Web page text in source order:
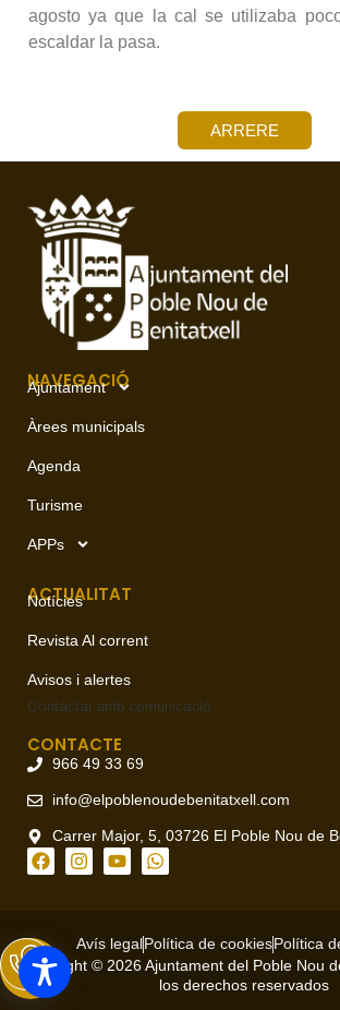
agosto ya que la cal se utilizaba
escaldar la pasa.
ARRERE
NAVEGACIÓ
Ajuntament
Àrees municipals
Agenda
Turisme
APPs
ACTUALITAT
Notícies
Revista Al corrent
Avisos i alertes
Contactar amb comunicació
CONTACTE
966 49 33 69
info@elpoblenoudebenitatxell.com
Carrer Major, 5, 03726 El Poble Nou de
Avís legalPolítica de cookiesPolítica
Copyright © 2026 Ajuntament del Poble Nou
los derechos reservados